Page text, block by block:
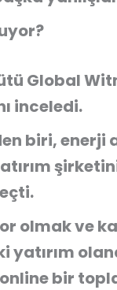
Global
inceledi.
biri, enerji
olmak ve
yatırım
bir